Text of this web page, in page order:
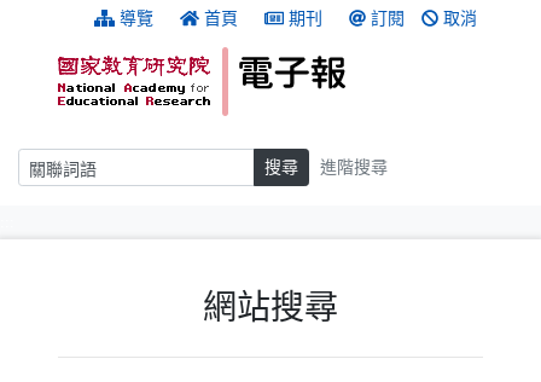
跳到主要內容 導覽 首頁 期刊 訂閱 取消
搜尋 搜尋 進階搜尋
網站搜尋